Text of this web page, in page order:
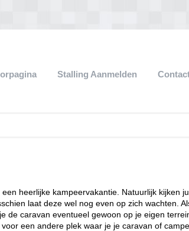
Stalling Aanmelden
heerlijke kampeervakantie. Natuurlijk kijken
laat deze wel nog even op zich wachten.
de caravan eventueel gewoon op je eigen
een andere plek waar je je caravan of